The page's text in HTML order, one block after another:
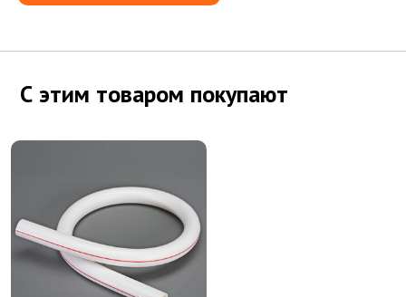
С этим товаром покупают